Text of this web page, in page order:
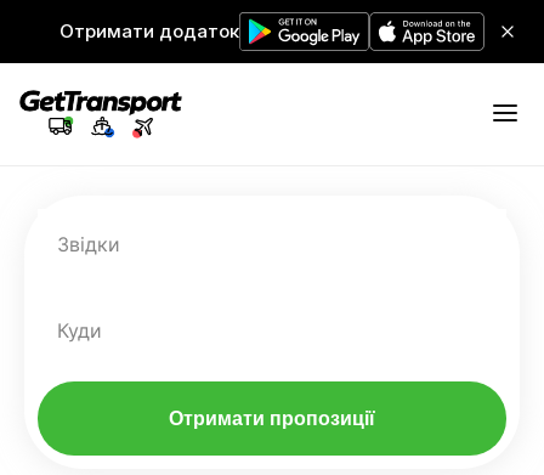
Отримати додаток
Звідки
Куди
Отримати пропозиції